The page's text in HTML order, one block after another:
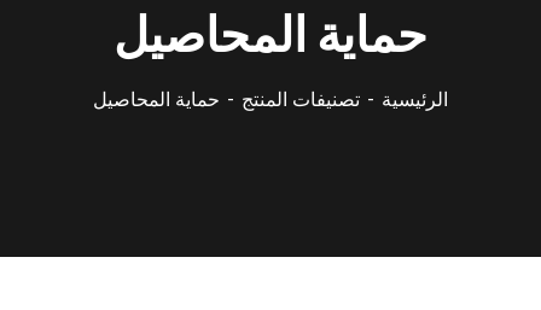
حماية المحاصيل
الرئيسية تصنيفات المنتج حماية المحاصيل